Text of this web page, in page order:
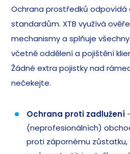
Ochrana prostředků odpovídá
standardům. XTB využívá
mechanismy a splňuje
včetně oddělení a pojištění
Žádné extra pojistky nad
nečekejte.
Ochrana proti zadlužení
(neprofesionálních)
proti zápornému